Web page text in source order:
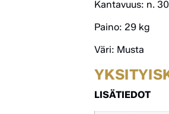
Kantavuus: n.
Paino: 29 kg
Väri: Musta
LISÄTIEDOT